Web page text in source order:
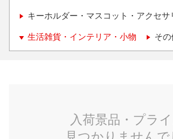
キーホルダー・マスコット・アクセサ
生活雑貨・インテリア・小物 そ